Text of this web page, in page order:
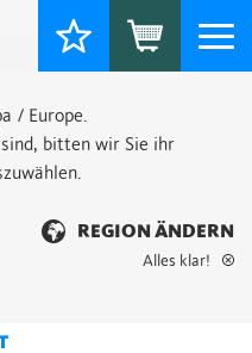
/ Europe.
bitten wir Sie ihr
REGION ÄNDERN
Alles klar!